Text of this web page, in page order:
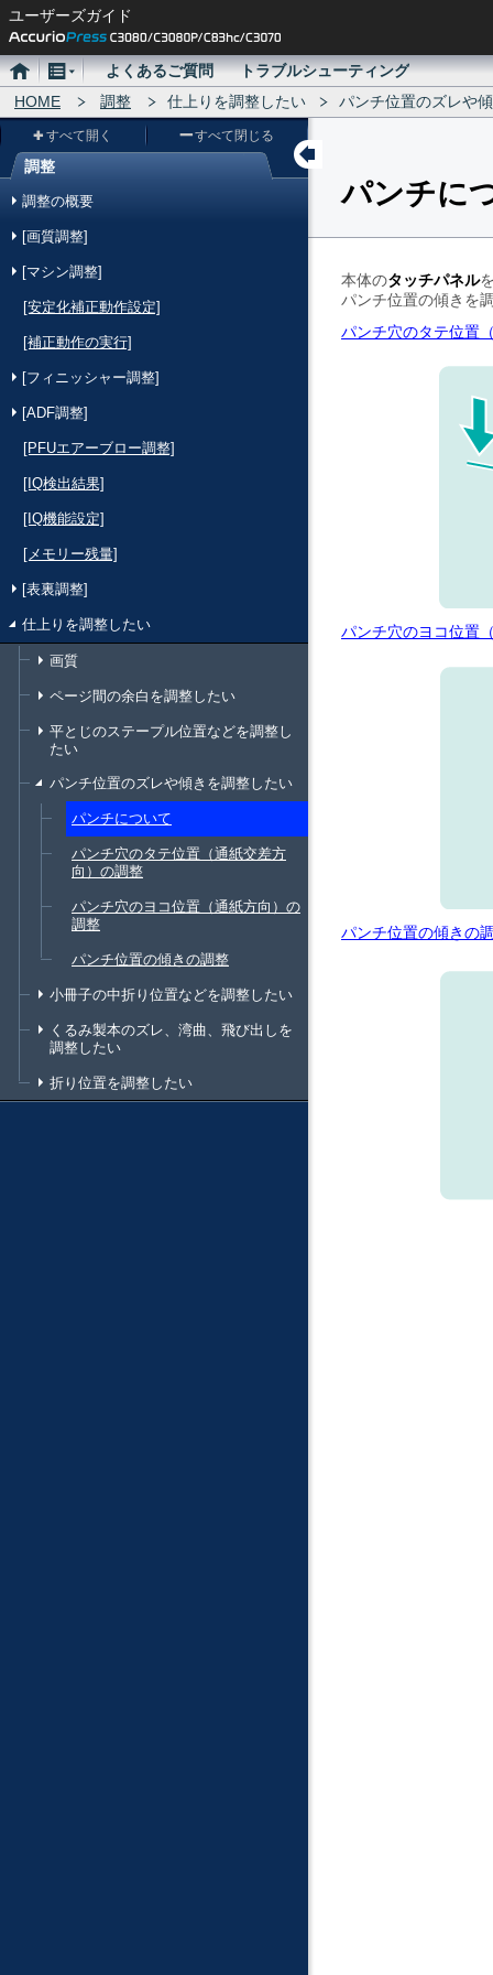
ユーザーズガイド
ホ
ー
メ
ニ
ュ
ー
よくあるご質問
トラブルシューティング
HOME
調整 仕上りを調整したい パンチ位置のズレや
メ
ー
調整
すべて開く すべて閉じる
調整の概要
[画質調整]
[マシン調整]
[安定化補正動作設定]
[補正動作の実行]
[フィニッシャー調整]
[ADF調整]
[PFUエアーブロー調整]
[IQ検出結果]
[IQ機能設定]
[メモリー残量]
[表裏調整]
仕上りを調整したい
画質
ページ間の余白を調整したい
平とじのステープル位置などを調整し
たい
パンチ位置のズレや傾きを調整したい
パンチについて
パンチ穴のタテ位置（通紙交差方
向）の調整
パンチ穴のヨコ位置（通紙方向）の
調整
パンチ位置の傾きの調整
小冊子の中折り位置などを調整したい
くるみ製本のズレ、湾曲、飛び出しを
調整したい
折り位置を調整したい
パンチに
本体のタッチパネル
パンチ位置の傾きを
パンチ穴のタテ位置
パンチ穴のヨコ位置
パンチ位置の傾きの